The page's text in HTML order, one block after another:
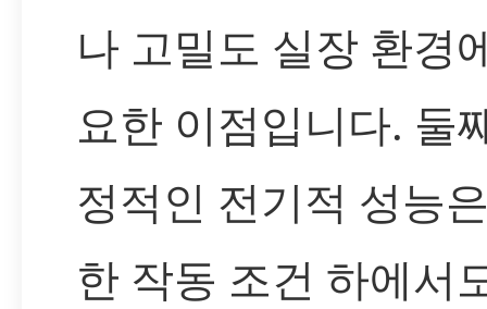
나 고밀도 실장 환경
요한 이점입니다. 둘
정적인 전기적 성능
한 작동 조건 하에서